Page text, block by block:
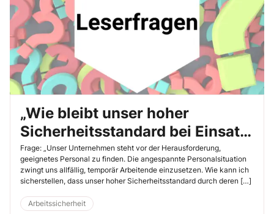
„Wie bleibt unser hoher
Sicherheitsstandard bei Einsatz
von temporär Arbeitenden
erhalten?“
Frage: „Unser Unternehmen steht vor der Herausforderung,
geeignetes Personal zu finden. Die angespannte Personal­situation
zwingt uns allfällig, temporär Arbeitende einzusetzen. Wie kann ich
sicherstellen, dass unser hoher Sicherheitsstandard durch deren […]
Arbeitssicherheit